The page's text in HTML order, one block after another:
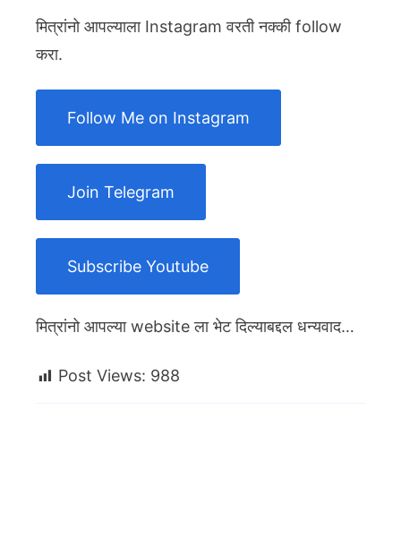
मित्रांनो आपल्याला Instagram वरती नक्की follow
करा.
Follow Me on Instagram
Join Telegram
Subscribe Youtube
मित्रांनो आपल्या website ला भेट दिल्याबद्दल धन्यवाद…
Post Views: 988